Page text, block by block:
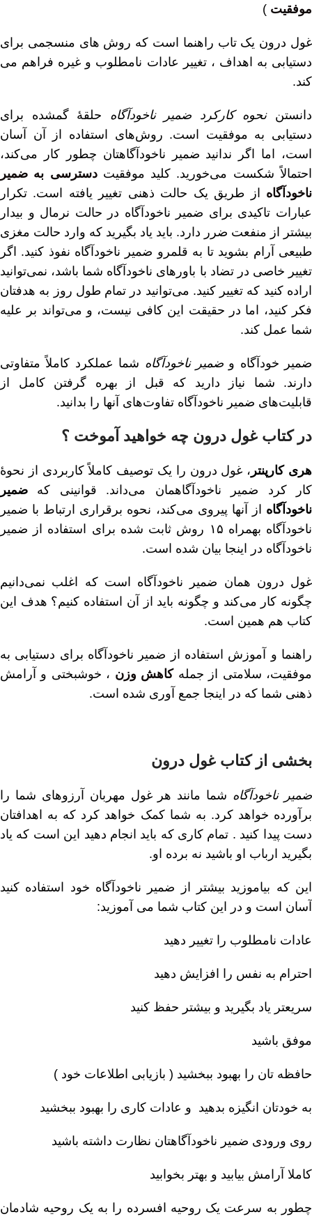
موفقیت )
غول درون یک تاب راهنما است که روش های منسجمی برای
دستیابی به اهداف ، تغییر عادات نامطلوب و غیره فراهم می
کند.
دانستننحوه کارکرد ضمیر ناخودآگاه حلقهٔ گمشده برای
دستیابی به موفقیت است. روش‌های استفاده از آن آسان
است، اما اگر ندانید ضمیر ناخودآگاهتان چطور کار می‌کند،
احتمالاً شکست می‌خورید. کلید موفقیتدسترسی به ضمیر
ناخودآگاه از طریق یک حالت ذهنی تغییر یافته است. تکرار
عبارات تاکیدی برای ضمیر ناخودآگاه در حالت نرمال و بیدار
بیشتر از منفعت ضرر دارد. باید یاد بگیرید که وارد حالت مغزی
طبیعی آرام بشوید تا به قلمرو ضمیر ناخودآگاه نفوذ کنید. اگر
تغییر خاصی در تضاد با باورهای ناخودآگاه شما باشد، نمی‌توانید
اراده کنید که تغییر کنید. می‌توانید در تمام طول روز به هدفتان
فکر کنید، اما در حقیقت این کافی نیست، و می‌تواند بر علیه
شما عمل کند.
ضمیر خودآگاه وضمیر ناخودآگاه شما عملکرد کاملاً متفاوتی
دارند. شما نیاز دارید که قبل از بهره گرفتن کامل از
قابلیت‌های ضمیر ناخودآگاه تفاوت‌های آنها را بدانید.
در کتاب غول درون چه خواهید آموخت ؟
هری کارپنتر ، غول درون را یک توصیف کاملاً کاربردی از نحوهٔ
کار کرد ضمیر ناخودآگاهمان می‌داند. قوانینی که ضمیر
ناخودآگاه از آنها پیروی می‌کند، نحوه برقراری ارتباط با ضمیر
ناخودآگاه بهمراه ۱۵ روش ثابت شده برای استفاده از ضمیر
ناخودآگاه در اینجا بیان شده است.
غول درون همان ضمیر ناخودآگاه است که اغلب نمی‌دانیم
چگونه کار می‌کند و چگونه باید از آن استفاده کنیم؟ هدف این
کتاب هم همین است.
راهنما و آموزش استفاده از ضمیر ناخودآگاه برای دستیابی به
موفقیت، سلامتی از جملهکاهش وزن ، خوشبختی و آرامش
ذهنی شما که در اینجا جمع آوری شده است.
بخشی از کتاب غول درون
ضمیر ناخودآگاه شما مانند هر غول مهربان آرزوهای شما را
برآورده خواهد کرد. به شما کمک خواهد کرد که به اهدافتان
دست پیدا کنید . تمام کاری که باید انجام دهید این است که یاد
بگیرید ارباب او باشید نه برده او.
این که بیاموزید بیشتر از ضمیر ناخودآگاه خود استفاده کنید
آسان است و در این کتاب شما می آموزید:
عادات نامطلوب را تغییر دهید
احترام به نفس را افزایش دهید
سریعتر یاد بگیرید و بیشتر حفظ کنید
موفق باشید
حافظه تان را بهبود ببخشید ( بازیابی اطلاعات خود )
به خودتان انگیزه بدهید و عادات کاری را بهبود ببخشید
روی ورودی ضمیر ناخودآگاهتان نظارت داشته باشید
کاملا آرامش بیابید و بهتر بخوابید
چطور به سرعت یک روحیه افسرده را به یک روحیه شادمان